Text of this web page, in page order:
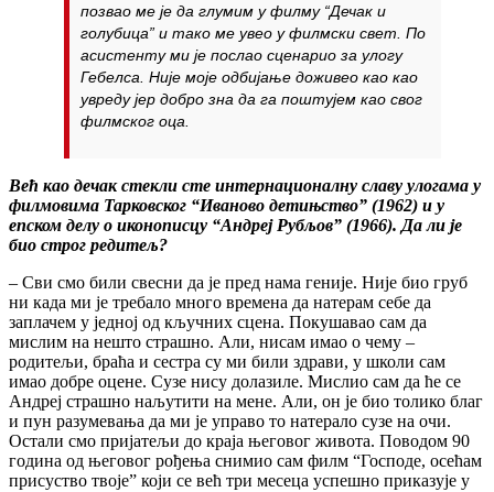
позвао ме је да глумим у филму “Дечак и
голубица” и тако ме увео у филмски свет. По
асистенту ми је послао сценарио за улогу
Гебелса. Није моје одбијање доживео као као
увреду јер добро зна да га поштујем као свог
филмског оца.
Већ као дечак стекли сте интернационалну славу улогама у
филмовима Тарковског “Иваново детињство” (1962) и у
епском делу о иконописцу “Андреј Рубљов” (1966). Да ли је
био строг редитељ?
– Сви смо били свесни да је пред нама геније. Није био груб
ни када ми је требало много времена да натерам себе да
заплачем у једној од кључних сцена. Покушавао сам да
мислим на нешто страшно. Али, нисам имао о чему –
родитељи, браћа и сестра су ми били здрави, у школи сам
имао добре оцене. Сузе нису долазиле. Мислио сам да ће се
Андреј страшно наљутити на мене. Али, он је био толико благ
и пун разумевања да ми је управо то натерало сузе на очи.
Остали смо пријатељи до краја његовог живота. Поводом 90
година од његовог рођења снимио сам филм “Господе, осећам
присуство твоје” који се већ три месеца успешно приказује у